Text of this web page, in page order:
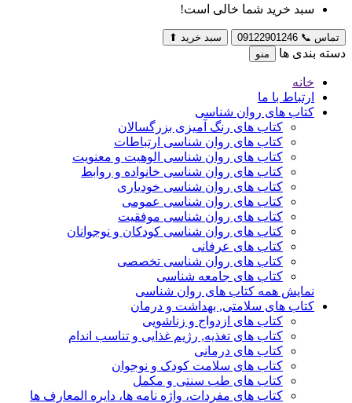
سبد خرید شما خالی است!
تماس 📞
09122901246 سبد خرید ⬆
دسته بندی ها منو
خانه
ارتباط با ما
کتاب های روان شناسی
کتاب های رنگ آمیزی بزرگسالان
کتاب های روان شناسی ارتباطات
کتاب های روان شناسی الوهیت و معنویت
کتاب های روان شناسی خانواده و روابط
کتاب های روان شناسی خودیاری
کتاب های روان شناسی عمومی
کتاب های روان شناسی موفقیت
کتاب های روان شناسی کودکان و نوجوانان
کتاب های عرفانی
کتاب های روان شناسی تخصصی
کتاب های جامعه شناسی
نمایش همه کتاب های روان شناسی
کتاب های سلامتی, بهداشت و درمان
کتاب های ازدواج و زناشویی
کتاب های تغذیه, رژیم غذایی و تناسب اندام
کتاب های درمانی
کتاب های سلامت کودک و نوجوان
کتاب های طب سنتی و مکمل
کتاب های مفردات، واژه نامه ها، دایره المعارف ها